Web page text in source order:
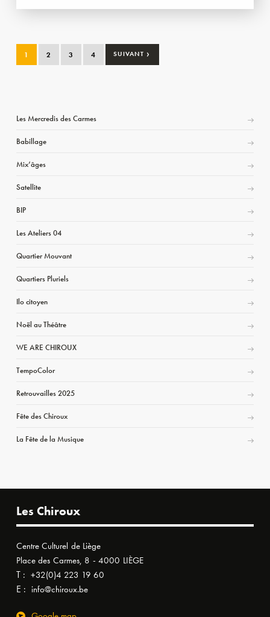
1 2 3 4 SUIVANT ›
Les Mercredis des Carmes
Babillage
Mix’âges
Satellite
BIP
Les Ateliers 04
Quartier Mouvant
Quartiers Pluriels
Ilo citoyen
Noël au Théâtre
WE ARE CHIROUX
TempoColor
Retrouvailles 2025
Fête des Chiroux
La Fête de la Musique
Les Chiroux
Centre Culturel de Liège
Place des Carmes, 8 - 4000 LIÈGE
T : +32(0)4 223 19 60
E : info@chiroux.be